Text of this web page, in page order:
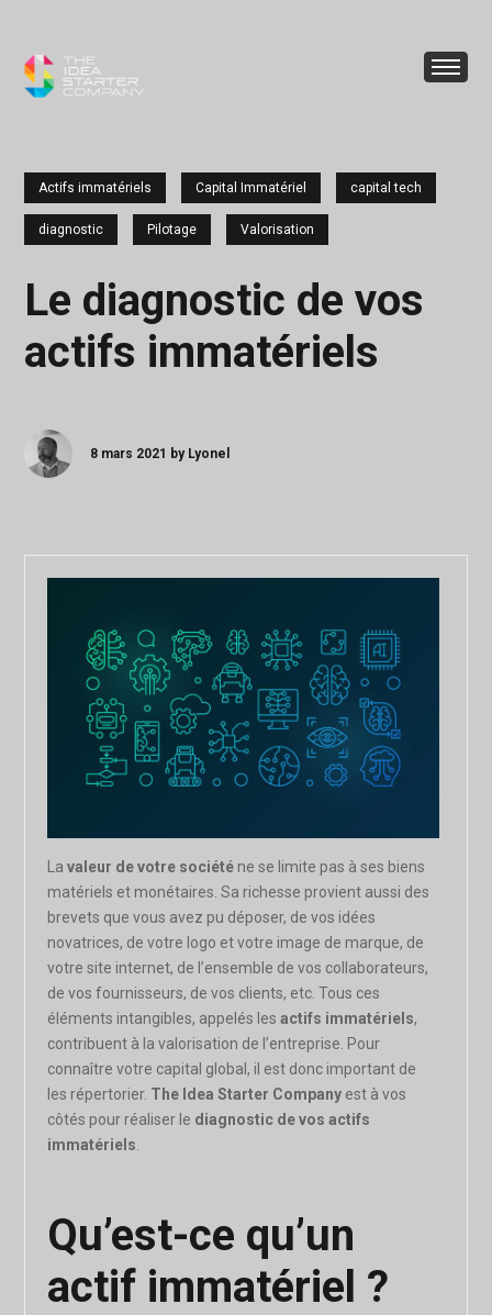
Actifs immatériels Capital Immatériel capital tech
diagnostic Pilotage Valorisation
Le diagnostic de vos
actifs immatériels
8 mars 2021 by Lyonel
Lavaleur de votre société ne se limite pas à ses biens
matériels et monétaires. Sa richesse provient aussi des
brevets que vous avez pu déposer, de vos idées
novatrices, de votre logo et votre image de marque, de
votre site internet, de l’ensemble de vos collaborateurs,
de vos fournisseurs, de vos clients, etc. Tous ces
éléments intangibles, appelés lesactifs immatériels,
contribuent à la valorisation de l’entreprise. Pour
connaître votre capital global, il est donc important de
les répertorier. The Idea Starter Company est à vos
côtés pour réaliser le diagnostic de vos actifs
immatériels.
Qu’est-ce qu’un
actif immatériel ?